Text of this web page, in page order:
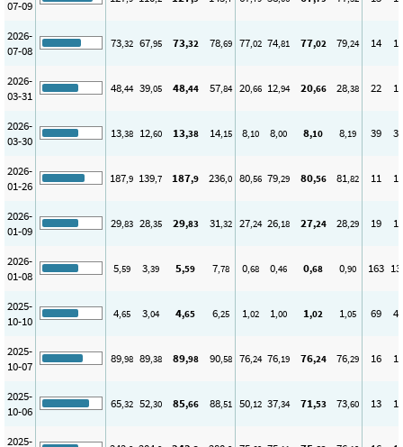
07-09
2026-
07-08
73,32 67,95 73,32 78,69 77,02 74,81 77,02 79,24 14 12
2026-
03-31
48,44 39,05 48,44 57,84 20,66 12,94 20,66 28,38 22 19
2026-
03-30
13,38 12,60 13,38 14,15 8,10 8,00 8,10 8,19 39 39
2026-
01-26
187,9 139,7 187,9 236,0 80,56 79,29 80,56 81,82 11 11
2026-
01-09
29,83 28,35 29,83 31,32 27,24 26,18 27,24 28,29 19 18
2026-
01-08
5,59 3,39 5,59 7,78 0,68 0,46 0,68 0,90 163
2025-
10-10
4,65 3,04 4,65 6,25 1,02 1,00 1,02 1,05 69 46
2025-
10-07
89,98 89,38 89,98 90,58 76,24 76,19 76,24 76,29 16 14
2025-
10-06
65,32 52,30 85,66 88,51 50,12 37,34 71,53 73,60 13 11
2025-